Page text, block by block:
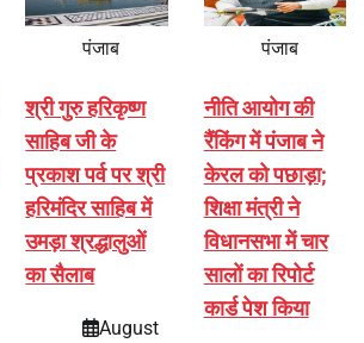
पंजाब
श्री गुरु हरिकृष्ण
साहिब जी के
प्रकाश पर्व पर श्री
हरिमंदिर साहिब में
उमड़ा श्रद्धालुओं
का सैलाब
August
पंजाब
नीति आयोग की
रैंकिंग में पंजाब ने
केरल को पछाड़ा;
शिक्षा मंत्री ने
विधानसभा में चार
सालों का रिपोर्ट
कार्ड पेश किया